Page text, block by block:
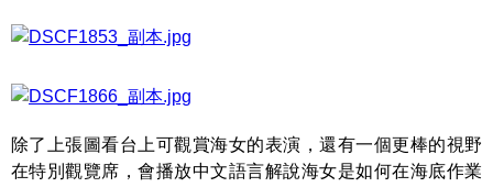
除了上張圖看台上可觀賞海女的表演，還有一個更棒的視野
在特別觀覽席，會播放中文語言解說海女是如何在海底作業